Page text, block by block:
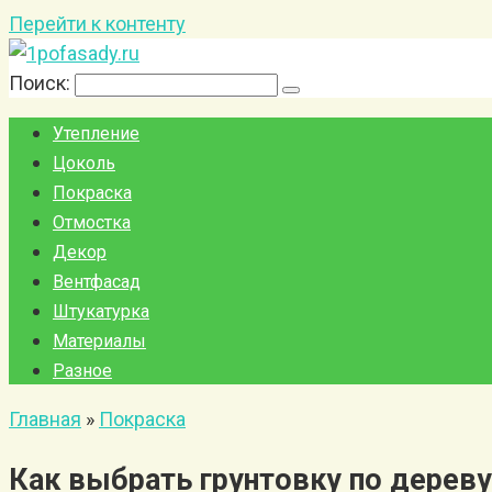
Перейти к контенту
Поиск:
Утепление
Цоколь
Покраска
Отмостка
Декор
Вентфасад
Штукатурка
Материалы
Разное
Главная » Покраска
Как выбрать грунтовку по